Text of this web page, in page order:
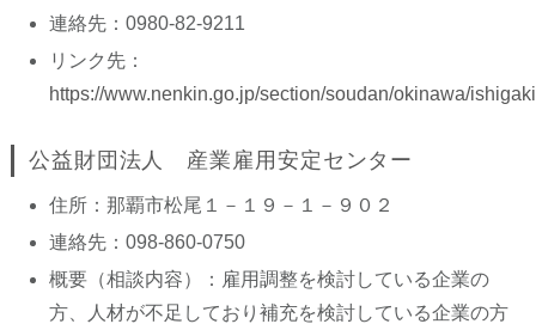
連絡先：0980-82-9211
リンク先：
https://www.nenkin.go.jp/section/soudan/okinawa/
公益財団法人 産業雇用安定センター
住所：那覇市松尾１－１９－１－９０２
連絡先：098-860-0750
概要（相談内容）：雇用調整を検討している企業の
方、人材が不足しており補充を検討している企業の方